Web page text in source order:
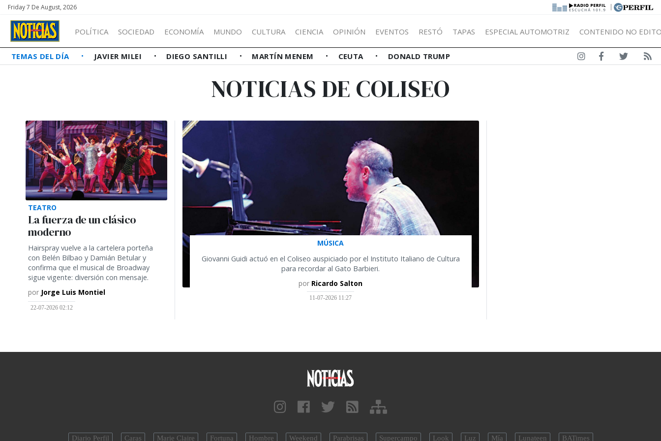
Friday 7 De August, 2026 |
POLÍTICA SOCIEDAD ECONOMÍA MUNDO CULTURA CIENCIA OPINIÓN EVENTOS RESTÓ TAPAS ESPECIAL AUTOMOTRIZ CONTENIDO NO
TEMAS DEL DÍA JAVIER MILEI DIEGO SANTILLI MARTÍN MENEM CEUTA DONALD TRUMP
NOTICIAS DE COLISEO
TEATRO
La fuerza de un clásico
moderno
Hairspray vuelve a la cartelera porteña
con Belén Bilbao y Damián Betular y
confirma que el musical de Broadway
sigue vigente: diversión con mensaje.
por Jorge Luis Montiel
22-07-2026 02:12
MÚSICA
Giovanni Guidi actuó en el Coliseo auspiciado por el Instituto Italiano de Cultura
para recordar al Gato Barbieri.
por Ricardo Salton
11-07-2026 11:27
Diario Perfil Caras Marie Claire Fortuna Hombre Weekend Parabrisas Supercampo Look Luz Mía Lunateen BATimes